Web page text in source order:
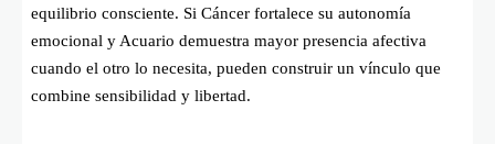
equilibrio consciente. Si Cáncer fortalece su autonomía
emocional y Acuario demuestra mayor presencia afectiva
cuando el otro lo necesita, pueden construir un vínculo que
combine sensibilidad y libertad.